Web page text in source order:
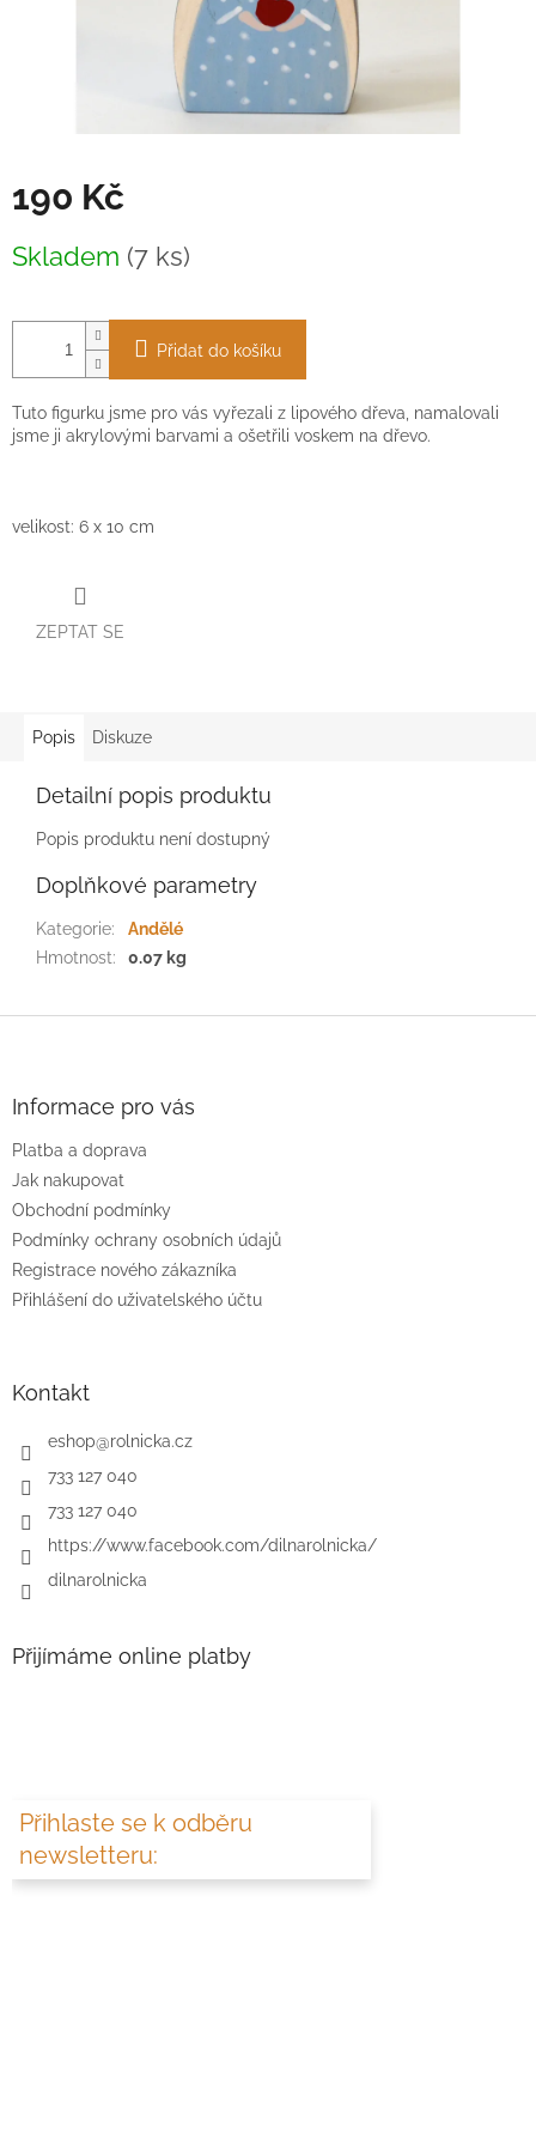
190 Kč
cena:
Skladem (7 ks)
Přidat do košíku
Tuto figurku jsme pro vás vyřezali z lipového dřeva, namalovali
jsme ji akrylovými barvami a ošetřili voskem na dřevo.
velikost: 6 x 10 cm
ZEPTAT SE
Popis Diskuze
Detailní popis produktu
Popis produktu není dostupný
Doplňkové parametry
Kategorie:
Andělé
Hmotnost: 0.07 kg
Informace pro vás
Platba a doprava
Jak nakupovat
Obchodní podmínky
Podmínky ochrany osobních údajů
Registrace nového zákazníka
Přihlášení do uživatelského účtu
Kontakt
eshop@rolnicka.cz
733 127 040
733 127 040
https://www.facebook.com/dilnarolnicka/
dilnarolnicka
Přijímáme online platby
Přihlaste se k odběru
newsletteru: